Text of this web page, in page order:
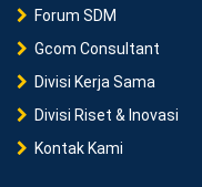
Forum SDM
Gcom Consultant
Divisi Kerja Sama
Divisi Riset & Inovasi
Kontak Kami